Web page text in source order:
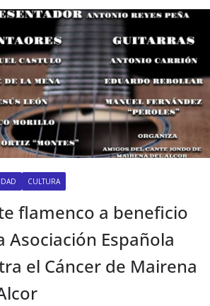
CULTURA
flamenco a beneficio
Asociación Española
el Cáncer de Mairena